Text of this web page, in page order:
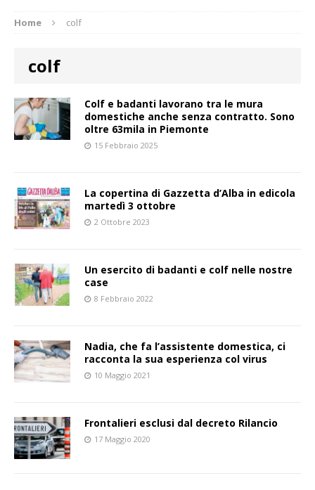
Home colf
colf
Colf e badanti lavorano tra le mura
domestiche anche senza contratto. Sono
oltre 63mila in Piemonte
15 Febbraio 2025
La copertina di Gazzetta d’Alba in edicola
martedì 3 ottobre
2 Ottobre 2023
Un esercito di badanti e colf nelle nostre
case
8 Febbraio 2022
Nadia, che fa l’assistente domestica, ci
racconta la sua esperienza col virus
10 Maggio 2021
Frontalieri esclusi dal decreto Rilancio
17 Maggio 2020